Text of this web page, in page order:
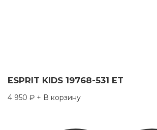
ESPRIT KIDS 19768-531 ET
4 950 ₽ + В корзину